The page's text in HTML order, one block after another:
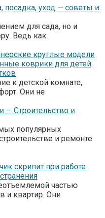
посадка, уход — советы и
для сада, но и
Ведь как
круглые модели
коврики для детей
к детской комнате,
Они не
— Строительство и
популярных
и ремонте.
скрипит при работе
частью
и квартир. Они